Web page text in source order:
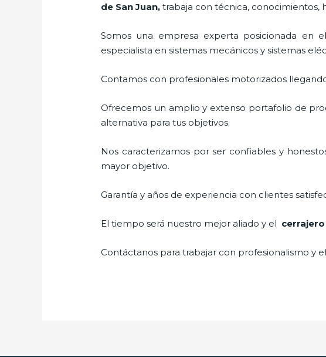
de San Juan,trabaja con técnica, conocimientos,
Somos una empresa experta posicionada en
especialista en sistemas mecánicos y sistemas
Contamos con profesionales motorizados
Ofrecemos un amplio y extenso portafolio de
alternativa para tus objetivos.
Nos caracterizamos por ser confiables y
mayor objetivo.
Garantía y años de experiencia con clientes
El tiempo será nuestro mejor aliado y el cerrajero
Contáctanos para trabajar con profesionalismo y